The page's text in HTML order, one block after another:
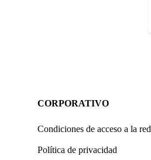
CORPORATIVO
Condiciones de acceso a la red
Política de privacidad